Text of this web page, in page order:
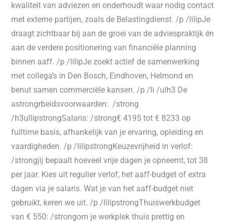
kwaliteit van adviezen en onderhoudt waar nodig contact
met externe partijen, zoals de Belastingdienst. /p /lilipJe
draagt zichtbaar bij aan de groei van de adviespraktijk én
aan de verdere positionering van financiële planning
binnen aaff. /p /lilipJe zoekt actief de samenwerking
met collega’s in Den Bosch, Eindhoven, Helmond en
benut samen commerciële kansen. /p /li /ulh3 De
astrongrbeidsvoorwaarden: /strong
/h3ullipstrongSalaris: /strong€ 4195 tot € 8233 op
fulltime basis, afhankelijk van je ervaring, opleiding en
vaardigheden. /p /lilipstrongKeuzevrijheid in verlof:
/strongjij bepaalt hoeveel vrije dagen je opneemt, tot 38
per jaar. Kies uit regulier verlof, het aaff-budget of extra
dagen via je salaris. Wat je van het aaff-budget niet
gebruikt, keren we uit. /p /lilipstrongThuiswerkbudget
van € 550: /strongom je werkplek thuis prettig en